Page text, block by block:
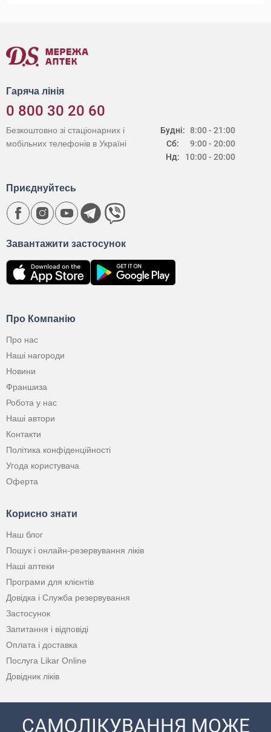
Гаряча лінія
0 800 30 20 60
Будні:
Сб:
Нд:
8:00 - 21:00
9:00 - 20:00
10:00 - 20:00
Безкоштовно зі стаціонарних і
мобільних телефонів в Україні
Про Компанію
Про нас
Наші нагороди
Новини
Франшиза
Робота у нас
Наші автори
Контакти
Політика конфіденційності
Угода користувача
Оферта
Корисно знати
Наш блог
Пошук і онлайн-резервування ліків
Наші аптеки
Програми для клієнтів
Довідка і Служба резервування
Застосунок
Запитання і відповіді
Оплата і доставка
Послуга Likar Online
Довідник ліків
Завантажити застосунок
Приєднуйтесь
САМОЛІКУВАННЯ МОЖЕ